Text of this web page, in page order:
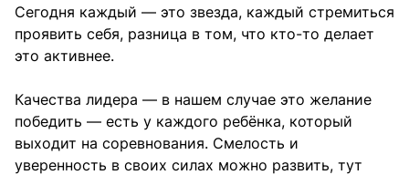
Сегодня каждый — это звезда, каждый стремиться
проявить себя, разница в том, что кто-то делает
это активнее.
Качества лидера — в нашем случае это желание
победить — есть у каждого ребёнка, который
выходит на соревнования. Смелость и
уверенность в своих силах можно развить, тут